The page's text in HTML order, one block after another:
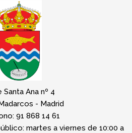
Santa Ana nº 4
- Madrid
91 868 14 61
martes a viernes de 10:00 a